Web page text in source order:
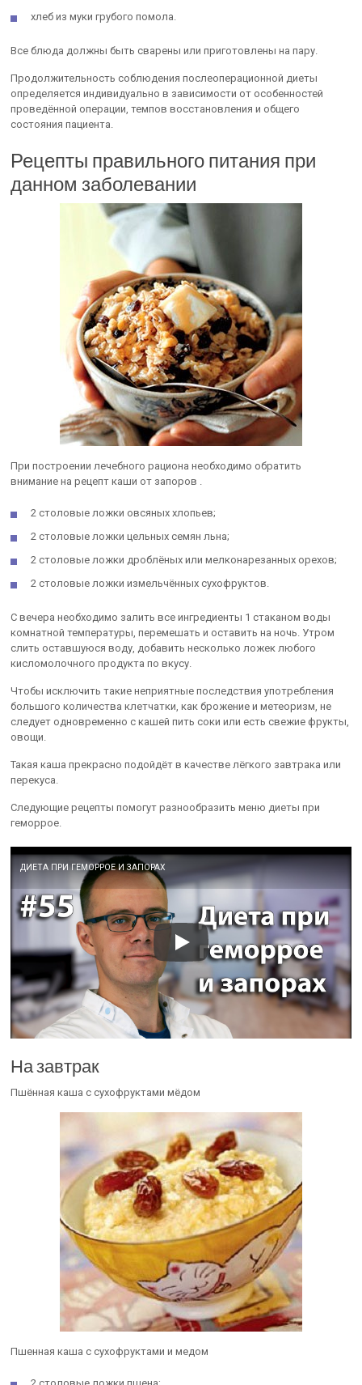
хлеб из муки грубого помола.
Все блюда должны быть сварены или приготовлены на пару.
Продолжительность соблюдения послеоперационной диеты
определяется индивидуально в зависимости от особенностей
проведённой операции, темпов восстановления и общего
состояния пациента.
Рецепты правильного питания при
данном заболевании
При построении лечебного рациона необходимо обратить
внимание на рецепт каши от запоров .
2 столовые ложки овсяных хлопьев;
2 столовые ложки цельных семян льна;
2 столовые ложки дроблёных или мелконарезанных орехов;
2 столовые ложки измельчённых сухофруктов.
С вечера необходимо залить все ингредиенты 1 стаканом воды
комнатной температуры, перемешать и оставить на ночь. Утром
слить оставшуюся воду, добавить несколько ложек любого
кисломолочного продукта по вкусу.
Чтобы исключить такие неприятные последствия употребления
большого количества клетчатки, как брожение и метеоризм, не
следует одновременно с кашей пить соки или есть свежие фрукты,
овощи.
Такая каша прекрасно подойдёт в качестве лёгкого завтрака или
перекуса.
Следующие рецепты помогут разнообразить меню диеты при
геморрое.
ДИЕТА ПРИ ГЕМОРРОЕ И ЗАПОРАХ
На завтрак
Пшённая каша с сухофруктами мёдом
Пшенная каша с сухофруктами и медом